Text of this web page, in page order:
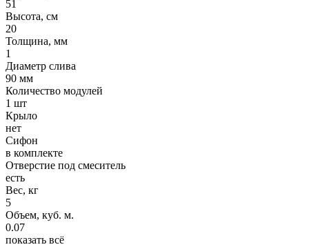
51
Высота, см
20
Толщина, мм
1
Диаметр слива
90 мм
Количество модулей
1 шт
Крыло
нет
Сифон
в комплекте
Отверстие под смеситель
есть
Вес, кг
5
Объем, куб. м.
0.07
показать всё